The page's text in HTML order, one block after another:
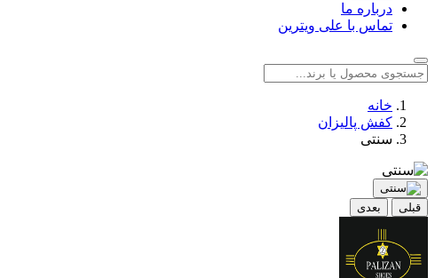
درباره ما
تماس با علی ویترین
خانه
کفش پالیزان
سنتی
قبلی بعدی